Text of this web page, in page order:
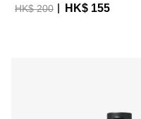
HK$ 200 HK$ 155